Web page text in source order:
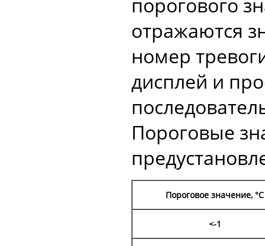
отражаются
номер
дисплей и
Пороговые
Пороговое значение, °С
<-1